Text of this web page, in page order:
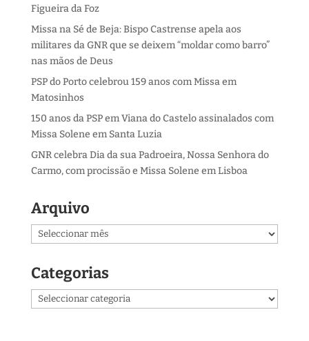
Figueira da Foz
Missa na Sé de Beja: Bispo Castrense apela aos
militares da GNR que se deixem “moldar como barro”
nas mãos de Deus
PSP do Porto celebrou 159 anos com Missa em
Matosinhos
150 anos da PSP em Viana do Castelo assinalados com
Missa Solene em Santa Luzia
GNR celebra Dia da sua Padroeira, Nossa Senhora do
Carmo, com procissão e Missa Solene em Lisboa
Arquivo
Arquivo
Categorias
Categorias